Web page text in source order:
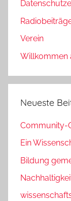
Verein
Willkommen
Neueste
Community-
Ein
Bildung